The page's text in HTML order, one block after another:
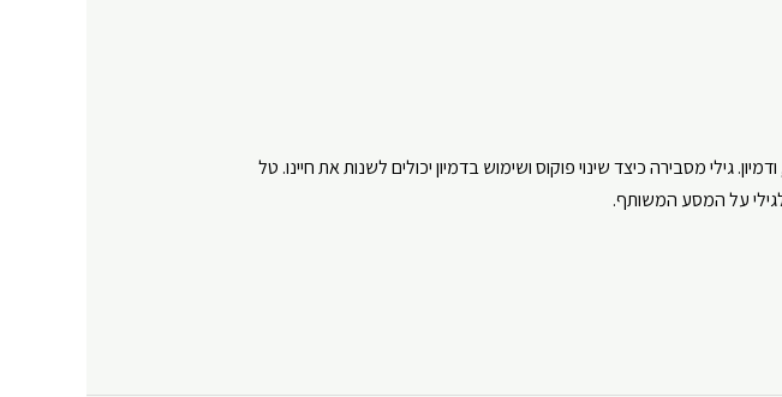
גילי מסבירה כיצד שינוי פוקוס ושימוש בדמיון יכולים לשנות את חיינו. טל